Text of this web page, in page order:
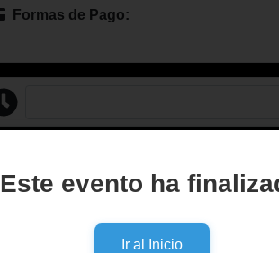
Este evento ha
Ir al Inicio
Formas de Pago:
"LA JAULA"